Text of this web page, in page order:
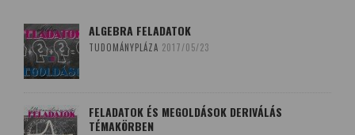
ALGEBRA FELADATOK
TUDOMÁNYPLÁZA 2017/05/23
FELADATOK ÉS MEGOLDÁSOK DERIVÁLÁS
TÉMAKÖRBEN